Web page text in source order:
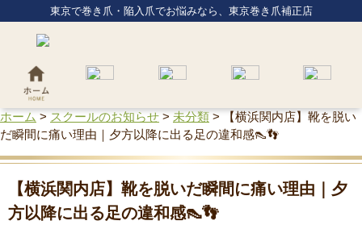
東京で巻き爪・陥入爪でお悩みなら、東京巻き爪補正店
ホーム > スクールのお知らせ > 未分類 >
【横浜関内店】靴を脱い
だ瞬間に痛い理由｜夕方以降に出る足の違和感👠👣
【横浜関内店】靴を脱いだ瞬間に痛い理由｜夕
方以降に出る足の違和感👠👣